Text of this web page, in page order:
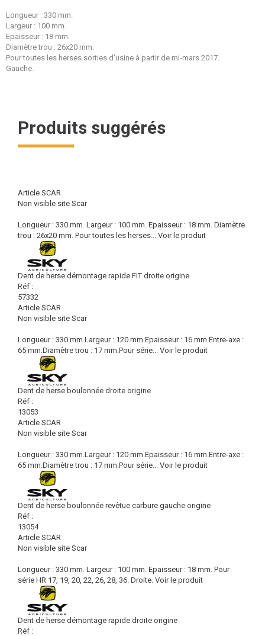
Longueur : 330 mm.
Largeur : 100 mm.
Epaisseur : 18 mm.
Diamètre trou : 26x20 mm.
Pour toutes les herses sorties d'usine à partir de mi-mars 2017.
Gauche.
Produits suggérés
Article SCAR
Non visible site Scar
Longueur : 330 mm. Largeur : 100 mm. Epaisseur : 18 mm. Diamètre
trou : 26x20 mm. Pour toutes les herses... Voir le produit
Dent de herse démontage rapide FIT droite origine
Réf :
57332
Article SCAR
Non visible site Scar
Longueur : 330 mm.Largeur : 120 mm.Epaisseur : 16 mm.Entre-axe :
65 mm.Diamètre trou : 17 mm.Pour série... Voir le produit
Dent de herse boulonnée droite origine
Réf :
13053
Article SCAR
Non visible site Scar
Longueur : 330 mm.Largeur : 120 mm.Epaisseur : 16 mm.Entre-axe :
65 mm.Diamètre trou : 17 mm.Pour série... Voir le produit
Dent de herse boulonnée revêtue carbure gauche origine
Réf :
13054
Article SCAR
Non visible site Scar
Longueur : 330 mm. Largeur : 100 mm. Epaisseur : 18 mm. Pour
série HR 17, 19, 20, 22, 26, 28, 36. Droite. Voir le produit
Dent de herse démontage rapide droite origine
Réf :